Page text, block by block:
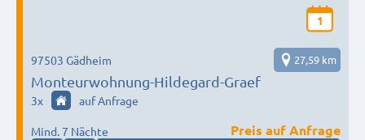
1
Monteurwohnung-Hildegard-Graef
97503 Gädheim 27,59 km
3x auf Anfrage
Mind. 7 Nächte
Preis auf Anfrage